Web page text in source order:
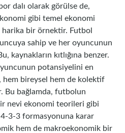
dalı olarak görülse de,
gibi temel ekonomi
harika bir örnektir. Futbol
sahip ve her oyuncunun
kaynakların kıtlığına benzer.
potansiyelini en
bireysel hem de kolektif
Bu bağlamda, futbolun
nevi ekonomi teorileri gibi
3-3 formasyonuna karar
hem de makroekonomik bir